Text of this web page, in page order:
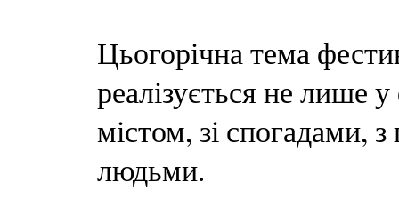
Цьогорічна тема
реалізується не лише у
містом, зі спогадами,
людьми.